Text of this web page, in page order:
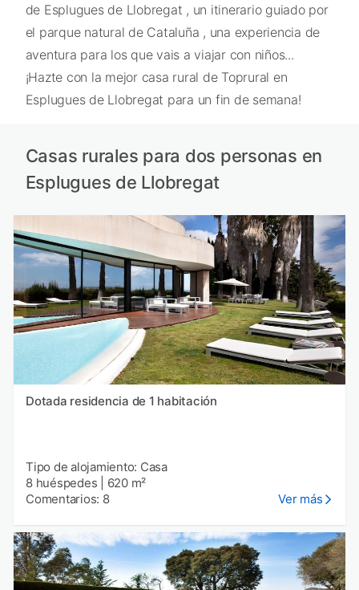
de Esplugues de Llobregat , un itinerario guiado por
el parque natural de Cataluña , una experiencia de
aventura para los que vais a viajar con niños...
¡Hazte con la mejor casa rural de Toprural en
Esplugues de Llobregat para un fin de semana!
Casas rurales para dos personas en
Esplugues de Llobregat
Dotada residencia de 1 habitación
Tipo de alojamiento: Casa
8 huéspedes
620 m²
Comentarios: 8
Ver más